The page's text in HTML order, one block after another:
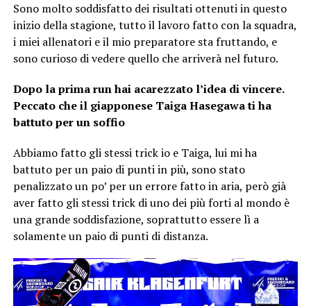
Sono molto soddisfatto dei risultati ottenuti in questo
inizio della stagione, tutto il lavoro fatto con la squadra,
i miei allenatori e il mio preparatore sta fruttando, e
sono curioso di vedere quello che arriverà nel futuro.
Dopo la prima run hai acarezzato l’idea di vincere.
Peccato che il giapponese Taiga Hasegawa ti ha
battuto per un soffio
Abbiamo fatto gli stessi trick io e Taiga, lui mi ha
battuto per un paio di punti in più, sono stato
penalizzato un po’ per un errore fatto in aria, però già
aver fatto gli stessi trick di uno dei più forti al mondo è
una grande soddisfazione, soprattutto essere lì a
solamente un paio di punti di distanza.